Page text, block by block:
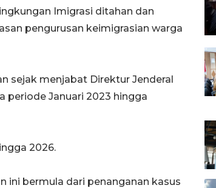
Imigrasi ditahan dan
pengurusan keimigrasian warga
sejak menjabat Direktur Jenderal
periode Januari 2023 hingga
2026.
ini bermula dari penanganan kasus